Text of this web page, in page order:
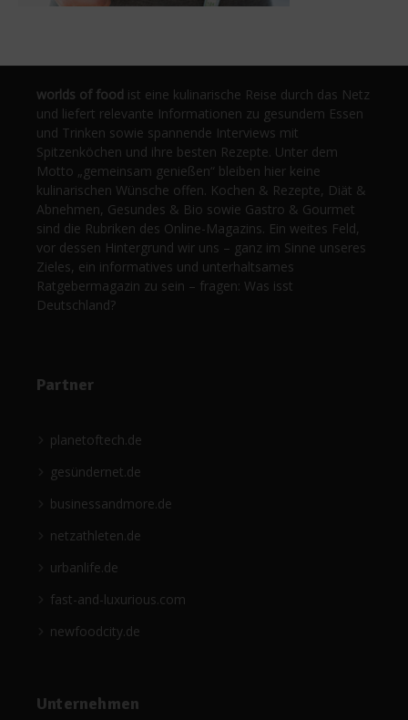
worlds of food ist eine kulinarische Reise durch das Netz
und liefert relevante Informationen zu gesundem Essen
und Trinken sowie spannende Interviews mit
Spitzenköchen und ihre besten Rezepte. Unter dem
Motto „gemeinsam genießen“ bleiben hier keine
kulinarischen Wünsche offen. Kochen & Rezepte, Diät &
Abnehmen, Gesundes & Bio sowie Gastro & Gourmet
sind die Rubriken des Online-Magazins. Ein weites Feld,
vor dessen Hintergrund wir uns – ganz im Sinne unseres
Zieles, ein informatives und unterhaltsames
Ratgebermagazin zu sein – fragen: Was isst
Deutschland?
Partner
planetoftech.de
gesündernet.de
businessandmore.de
netzathleten.de
urbanlife.de
fast-and-luxurious.com
newfoodcity.de
Unternehmen